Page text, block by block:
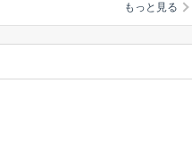
もっと見る